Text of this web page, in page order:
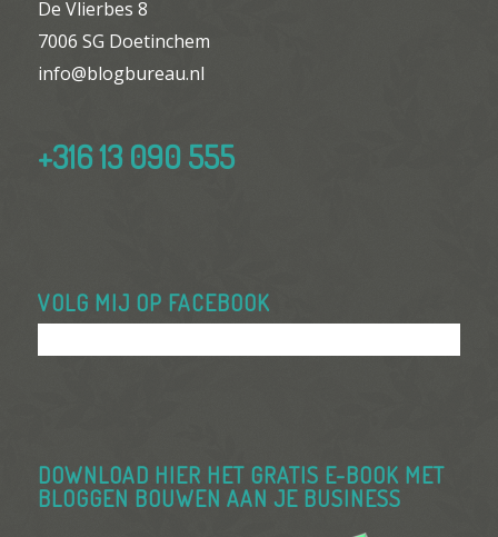
De Vlierbes 8
7006 SG Doetinchem
info@blogbureau.nl
+316 13 090 555
VOLG MIJ OP FACEBOOK
DOWNLOAD HIER HET GRATIS E-BOOK MET
BLOGGEN BOUWEN AAN JE BUSINESS